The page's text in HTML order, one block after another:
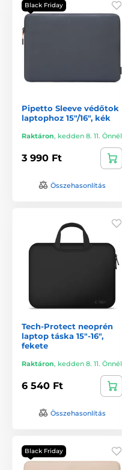
Black Friday
Pipetto Sleeve védőtok
laptophoz 15"/16", kék
Raktáron, kedden 8. 11. Önnél
3 990 Ft
Összehasonlítás
Tech-Protect neoprén
laptop táska 15"-16",
fekete
Raktáron, kedden 8. 11. Önnél
6 540 Ft
Összehasonlítás
Black Friday